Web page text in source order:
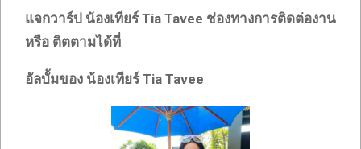
แจกวาร์ป น้องเทียร์Tia Tavee ช่องทางการติดต่องาน
หรือ ติตตามได้ที่
อัลบั้มของ น้องเทียร์Tia Tavee